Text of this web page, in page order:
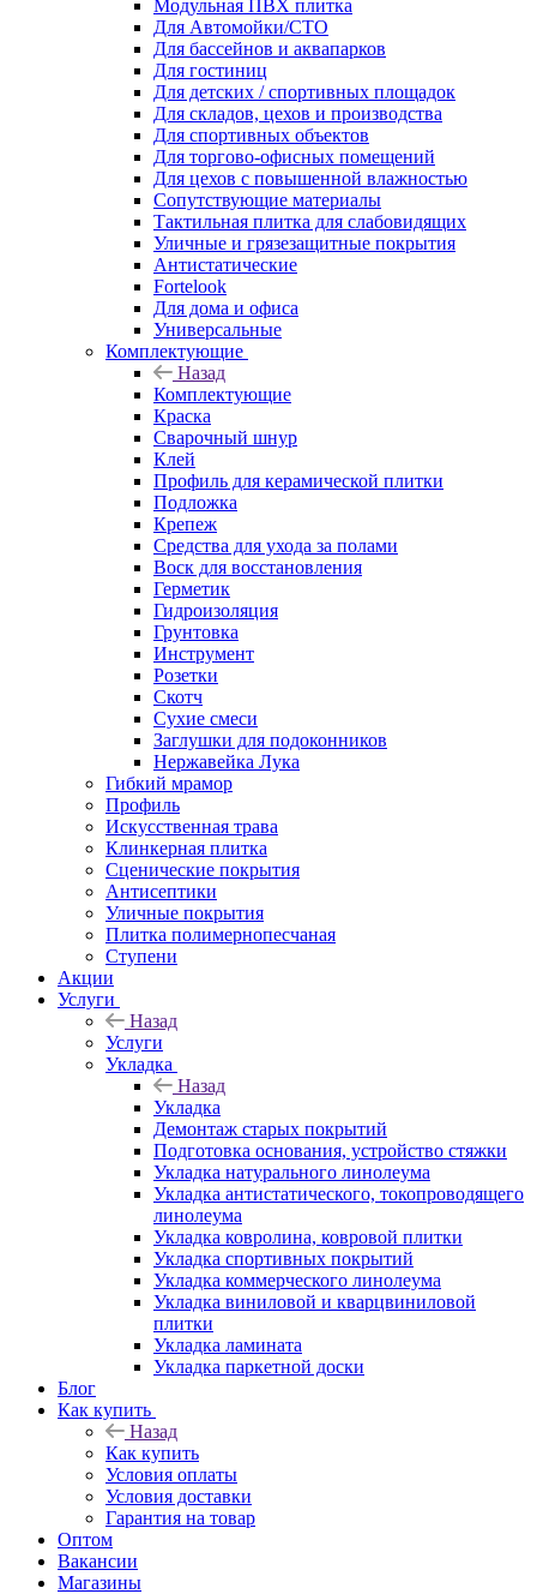
Модульная ПВХ плитка
Для Автомойки/СТО
Для бассейнов и аквапарков
Для гостиниц
Для детских / спортивных площадок
Для складов, цехов и производства
Для спортивных объектов
Для торгово-офисных помещений
Для цехов с повышенной влажностью
Сопутствующие материалы
Тактильная плитка для слабовидящих
Уличные и грязезащитные покрытия
Антистатические
Fortelook
Для дома и офиса
Универсальные
Комплектующие
Назад
Комплектующие
Краска
Сварочный шнур
Клей
Профиль для керамической плитки
Подложка
Крепеж
Средства для ухода за полами
Воск для восстановления
Герметик
Гидроизоляция
Грунтовка
Инструмент
Розетки
Скотч
Сухие смеси
Заглушки для подоконников
Нержавейка Лука
Гибкий мрамор
Профиль
Искусственная трава
Клинкерная плитка
Сценические покрытия
Антисептики
Уличные покрытия
Плитка полимернопесчаная
Ступени
Акции
Услуги
Назад
Услуги
Укладка
Назад
Укладка
Демонтаж старых покрытий
Подготовка основания, устройство стяжки
Укладка натурального линолеума
Укладка антистатического, токопроводящего
линолеума
Укладка ковролина, ковровой плитки
Укладка спортивных покрытий
Укладка коммерческого линолеума
Укладка виниловой и кварцвиниловой
плитки
Укладка ламината
Укладка паркетной доски
Блог
Как купить
Назад
Как купить
Условия оплаты
Условия доставки
Гарантия на товар
Оптом
Вакансии
Магазины